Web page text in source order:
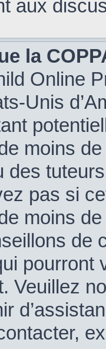
aux
la
Online
Unis
moins
des
pas si
moins
de
pourront
Veuillez